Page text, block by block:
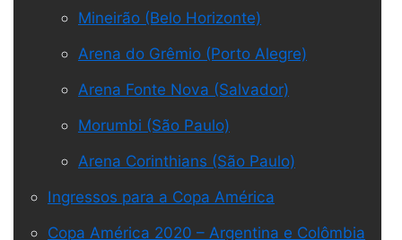
Mineirão (Belo Horizonte)
Arena do Grêmio (Porto Alegre)
Arena Fonte Nova (Salvador)
Morumbi (São Paulo)
Arena Corinthians (São Paulo)
Ingressos para a Copa América
Copa América 2020 – Argentina e Colômbia